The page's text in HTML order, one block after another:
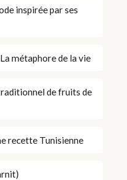
inspirée par ses
métaphore de la vie
de fruits de
recette Tunisienne